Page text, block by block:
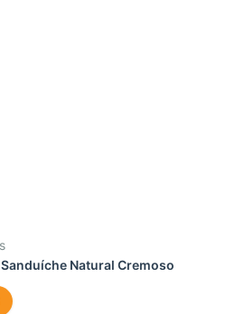
Natural Cremoso